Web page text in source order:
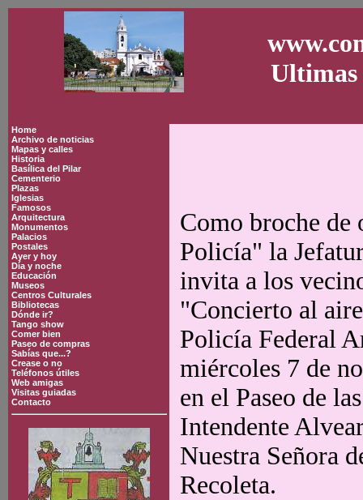
Ultimas
Home
Archivo de noticias
Mapas y calles
Historia
Basílica del Pilar
Cementerio
Plazas
Iglesias
Famosos
Arquitectura
Monumentos
Palacios
Postales
Ayer y hoy
Día y noche
Educación
Museos
Centros Culturales
Bibliotecas
Dónde ir?
Tango show
Comer bien
Paseo de compras
Sabías que...?
Crease o no
Teléfonos útiles
Web amigas
Visitas guiadas
Contacto
Como broche de
Policía" la
invita a los
"Concierto al
Policía Federal
miércoles 7 de
en el Paseo de
Intendente
Nuestra Señora
Recoleta.